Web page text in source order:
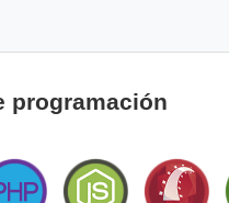
programación